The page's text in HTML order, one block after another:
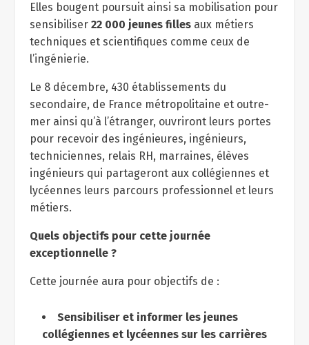
Elles bougent poursuit ainsi sa mobilisation pour
sensibiliser 22 000 jeunes fillesaux métiers
techniques et scientifiques comme ceux de
l’ingénierie.
Le 8 décembre, 430 établissements du
secondaire, de France métropolitaine et outre-
mer ainsi qu’à l’étranger, ouvriront leurs portes
pour recevoir des ingénieures, ingénieurs,
techniciennes, relais RH, marraines, élèves
ingénieurs qui partageront aux collégiennes et
lycéennes leurs parcours professionnel et leurs
métiers.
Quels objectifs pour cette journée
exceptionnelle ?
Cette journée aura pour objectifs de :
Sensibiliser et informer les jeunes
collégiennes et lycéennes sur les carrières